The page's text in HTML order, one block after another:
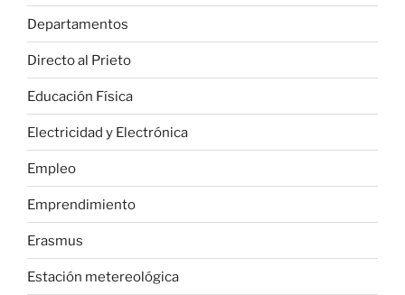
Departamentos
Directo al Prieto
Educación Física
Electricidad y Electrónica
Empleo
Emprendimiento
Erasmus
Estación metereológica